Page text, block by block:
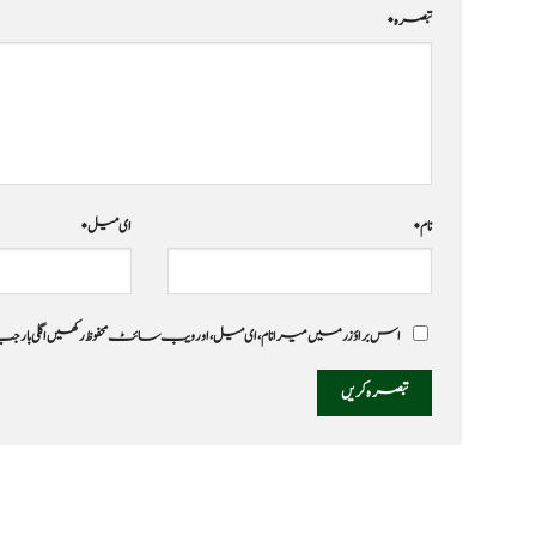
تبصرہ*
نام* ای میل*
اس براؤزر میں میرا نام، ای میل، اور ویب سائٹ محفوظ رکھیں اگلی